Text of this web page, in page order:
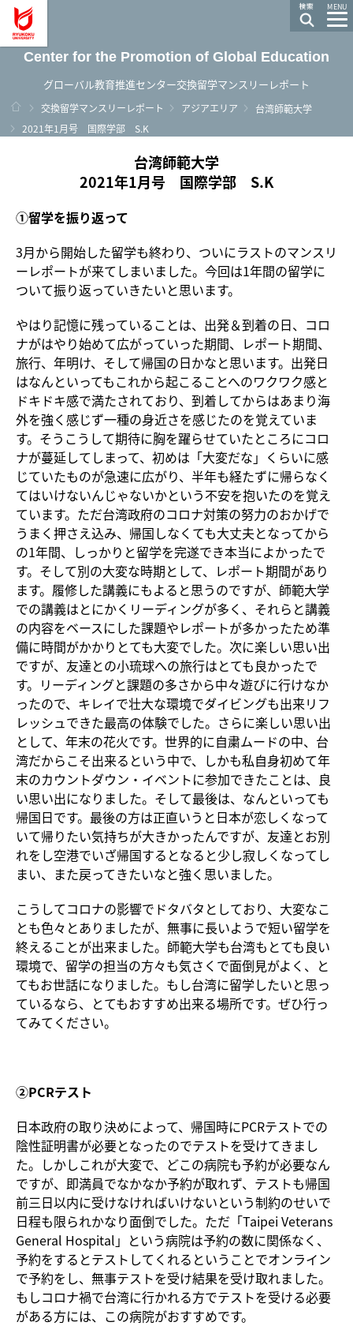
MENU
Center for the Promotion of Global Education
グローバル教育推進センター交換留学マンスリーレポート
ホーム
交換留学マンスリーレポート アジアエリア
台湾師範大学
2021年1月号 国際学部 S.K
台湾師範大学
2021年1月号 国際学部 S.K
①留学を振り返って
3月から開始した留学も終わり、ついにラストのマンスリ
ーレポートが来てしまいました。今回は1年間の留学に
ついて振り返っていきたいと思います。
やはり記憶に残っていることは、出発＆到着の日、コロ
ナがはやり始めて広がっていった期間、レポート期間、
旅行、年明け、そして帰国の日かなと思います。出発日
はなんといってもこれから起こることへのワクワク感と
ドキドキ感で満たされており、到着してからはあまり海
外を強く感じず一種の身近さを感じたのを覚えていま
す。そうこうして期待に胸を躍らせていたところにコロ
ナが蔓延してしまって、初めは「大変だな」くらいに感
じていたものが急速に広がり、半年も経たずに帰らなく
てはいけないんじゃないかという不安を抱いたのを覚え
ています。ただ台湾政府のコロナ対策の努力のおかげで
うまく押さえ込み、帰国しなくても大丈夫となってから
の1年間、しっかりと留学を完遂でき本当によかったで
す。そして別の大変な時期として、レポート期間があり
ます。履修した講義にもよると思うのですが、師範大学
での講義はとにかくリーディングが多く、それらと講義
の内容をベースにした課題やレポートが多かったため準
備に時間がかかりとても大変でした。次に楽しい思い出
ですが、友達との小琉球への旅行はとても良かったで
す。リーディングと課題の多さから中々遊びに行けなか
ったので、キレイで壮大な環境でダイビングも出来リフ
レッシュできた最高の体験でした。さらに楽しい思い出
として、年末の花火です。世界的に自粛ムードの中、台
湾だからこそ出来るという中で、しかも私自身初めて年
末のカウントダウン・イベントに参加できたことは、良
い思い出になりました。そして最後は、なんといっても
帰国日です。最後の方は正直いうと日本が恋しくなって
いて帰りたい気持ちが大きかったんですが、友達とお別
れをし空港でいざ帰国するとなると少し寂しくなってし
まい、また戻ってきたいなと強く思いました。
こうしてコロナの影響でドタバタとしており、大変なこ
とも色々とありましたが、無事に長いようで短い留学を
終えることが出来ました。師範大学も台湾もとても良い
環境で、留学の担当の方々も気さくで面倒見がよく、と
てもお世話になりました。もし台湾に留学したいと思っ
ているなら、とてもおすすめ出来る場所です。ぜひ行っ
てみてください。
②PCRテスト
日本政府の取り決めによって、帰国時にPCRテストでの
陰性証明書が必要となったのでテストを受けてきまし
た。しかしこれが大変で、どこの病院も予約が必要なん
ですが、即満員でなかなか予約が取れず、テストも帰国
前三日以内に受けなければいけないという制約のせいで
日程も限られかなり面倒でした。ただ「Taipei Veterans
General Hospital」という病院は予約の数に関係なく、
予約をするとテストしてくれるということでオンライン
で予約をし、無事テストを受け結果を受け取れました。
もしコロナ禍で台湾に行かれる方でテストを受ける必要
がある方には、この病院がおすすめです。